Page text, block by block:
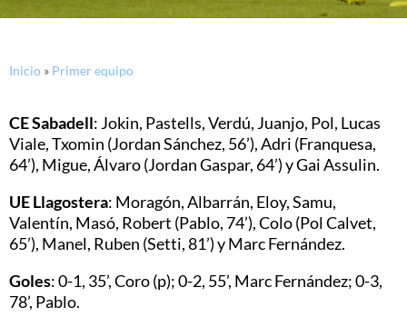
Inicio » Primer equipo
CE Sabadell: Jokin, Pastells, Verdú, Juanjo, Pol, Lucas
Viale, Txomin (Jordan Sánchez, 56’), Adri (Franquesa,
64’), Migue, Álvaro (Jordan Gaspar, 64’) y Gai Assulin.
UE Llagostera: Moragón, Albarrán, Eloy, Samu,
Valentín, Masó, Robert (Pablo, 74’), Colo (Pol Calvet,
65’), Manel, Ruben (Setti, 81’) y Marc Fernández.
Goles: 0-1, 35’, Coro (p); 0-2, 55’, Marc Fernández; 0-3,
78’, Pablo.